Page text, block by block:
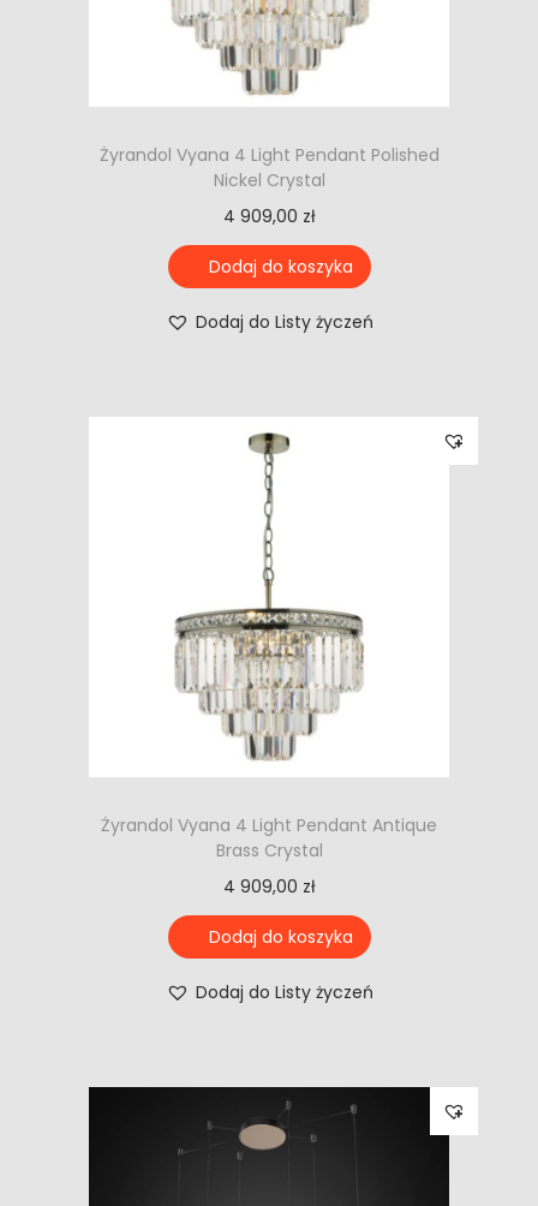
Żyrandol Vyana 4 Light Pendant Polished
Nickel Crystal
4 909,00 zł
Dodaj do koszyka
Dodaj do Listy życzeń
Żyrandol Vyana 4 Light Pendant Antique
Brass Crystal
4 909,00 zł
Dodaj do koszyka
Dodaj do Listy życzeń